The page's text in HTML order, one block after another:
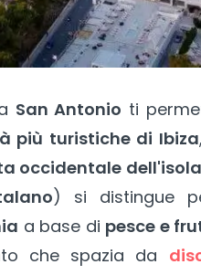
San Antonio ti
più turistiche di Ibiza
occidentale
) si distingue
a base di pesce e
che spazia da